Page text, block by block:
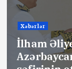
Xəbərlər
İlham